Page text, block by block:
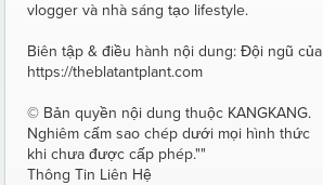
vlogger và nhà sáng tạo lifestyle.
Biên tập & điều hành nội dung: Đội ngũ của
https://theblatantplant.com
© Bản quyền nội dung thuộc KANGKANG.
Nghiêm cấm sao chép dưới mọi hình thức
khi chưa được cấp phép.""
Thông Tin Liên Hệ